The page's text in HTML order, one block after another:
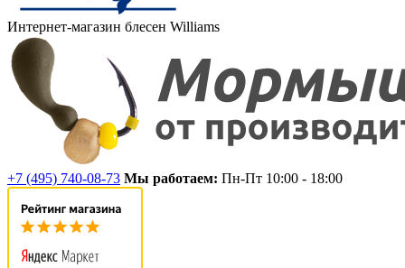
Интернет-магазин блесен Williams
+7 (495) 740-08-73 Мы работаем: Пн-Пт 10:00 - 18:00